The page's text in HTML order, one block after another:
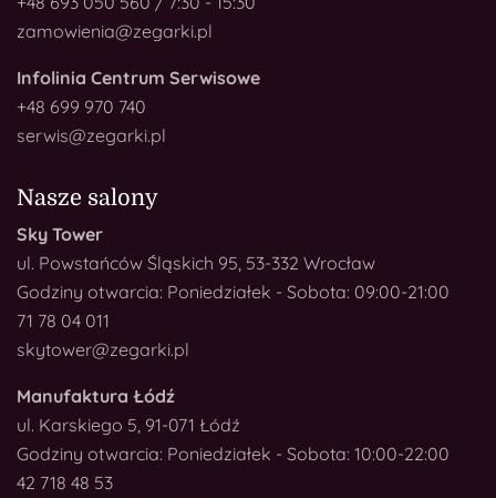
zamowienia@zegarki.pl
Infolinia Centrum Serwisowe
+48 699 970 740
serwis@zegarki.pl
Nasze salony
Sky Tower
ul. Powstańców Śląskich 95, 53-332 Wrocław
Godziny otwarcia: Poniedziałek - Sobota: 09:00-21:00
71 78 04 011
skytower@zegarki.pl
Manufaktura Łódź
ul. Karskiego 5, 91-071 Łódź
Godziny otwarcia: Poniedziałek - Sobota: 10:00-22:00
42 718 48 53